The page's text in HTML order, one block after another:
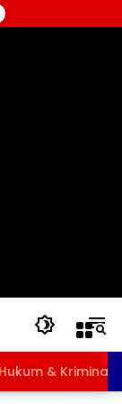
Hukum & Kriminal